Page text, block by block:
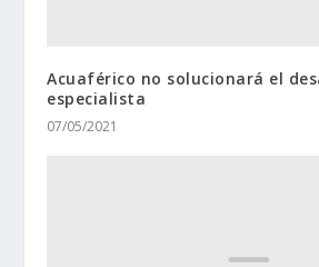
Acuaférico no solucionará el
especialista
07/05/2021